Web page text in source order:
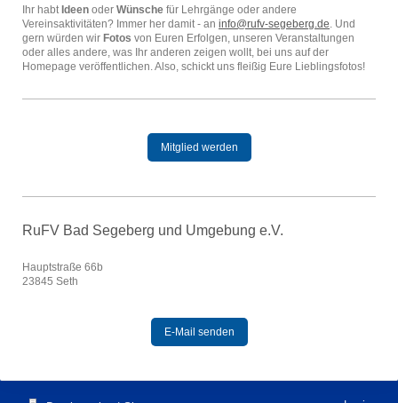
Ihr habt Ideen oder Wünsche für Lehrgänge oder andere
Vereinsaktivitäten? Immer her damit - an info@rufv-segeberg.de . Und
gern würden wir Fotos von Euren Erfolgen, unseren Veranstaltungen
oder alles andere, was Ihr anderen zeigen wollt, bei uns auf der
Homepage veröffentlichen. Also, schickt uns fleißig Eure Lieblingsfotos!
Mitglied werden
RuFV Bad Segeberg und Umgebung e.V.
Hauptstraße 66b
23845 Seth
E-Mail senden